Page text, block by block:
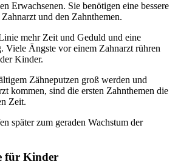
Erwachsenen. Sie benötigen eine bessere
und den Zahnthemen.
mehr Zeit und Geduld und eine
Viele Ängste vor einem Zahnarzt rühren
Kinder.
Zähneputzen groß werden und
kommen, sind die ersten Zahnthemen die
Zeit.
später zum geraden Wachstum der
für Kinder